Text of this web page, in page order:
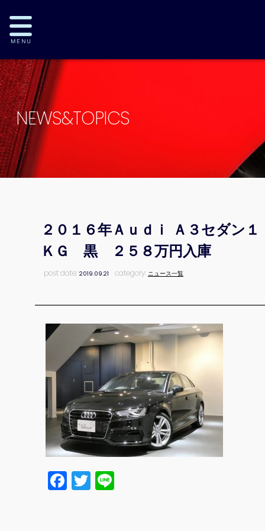
NEWS&TOPICS
２０１６年Ａｕｄｉ Ａ３セダン
ＫＧ 黒 ２５８万円入庫
post date:2019.09.21 category: ニュース一覧
Facebook
Twitter